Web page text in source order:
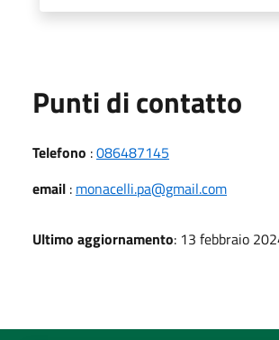
Punti di contatto
Telefono :086487145
email : monacelli.pa@gmail.com
Ultimo aggiornamento: 13 febbraio